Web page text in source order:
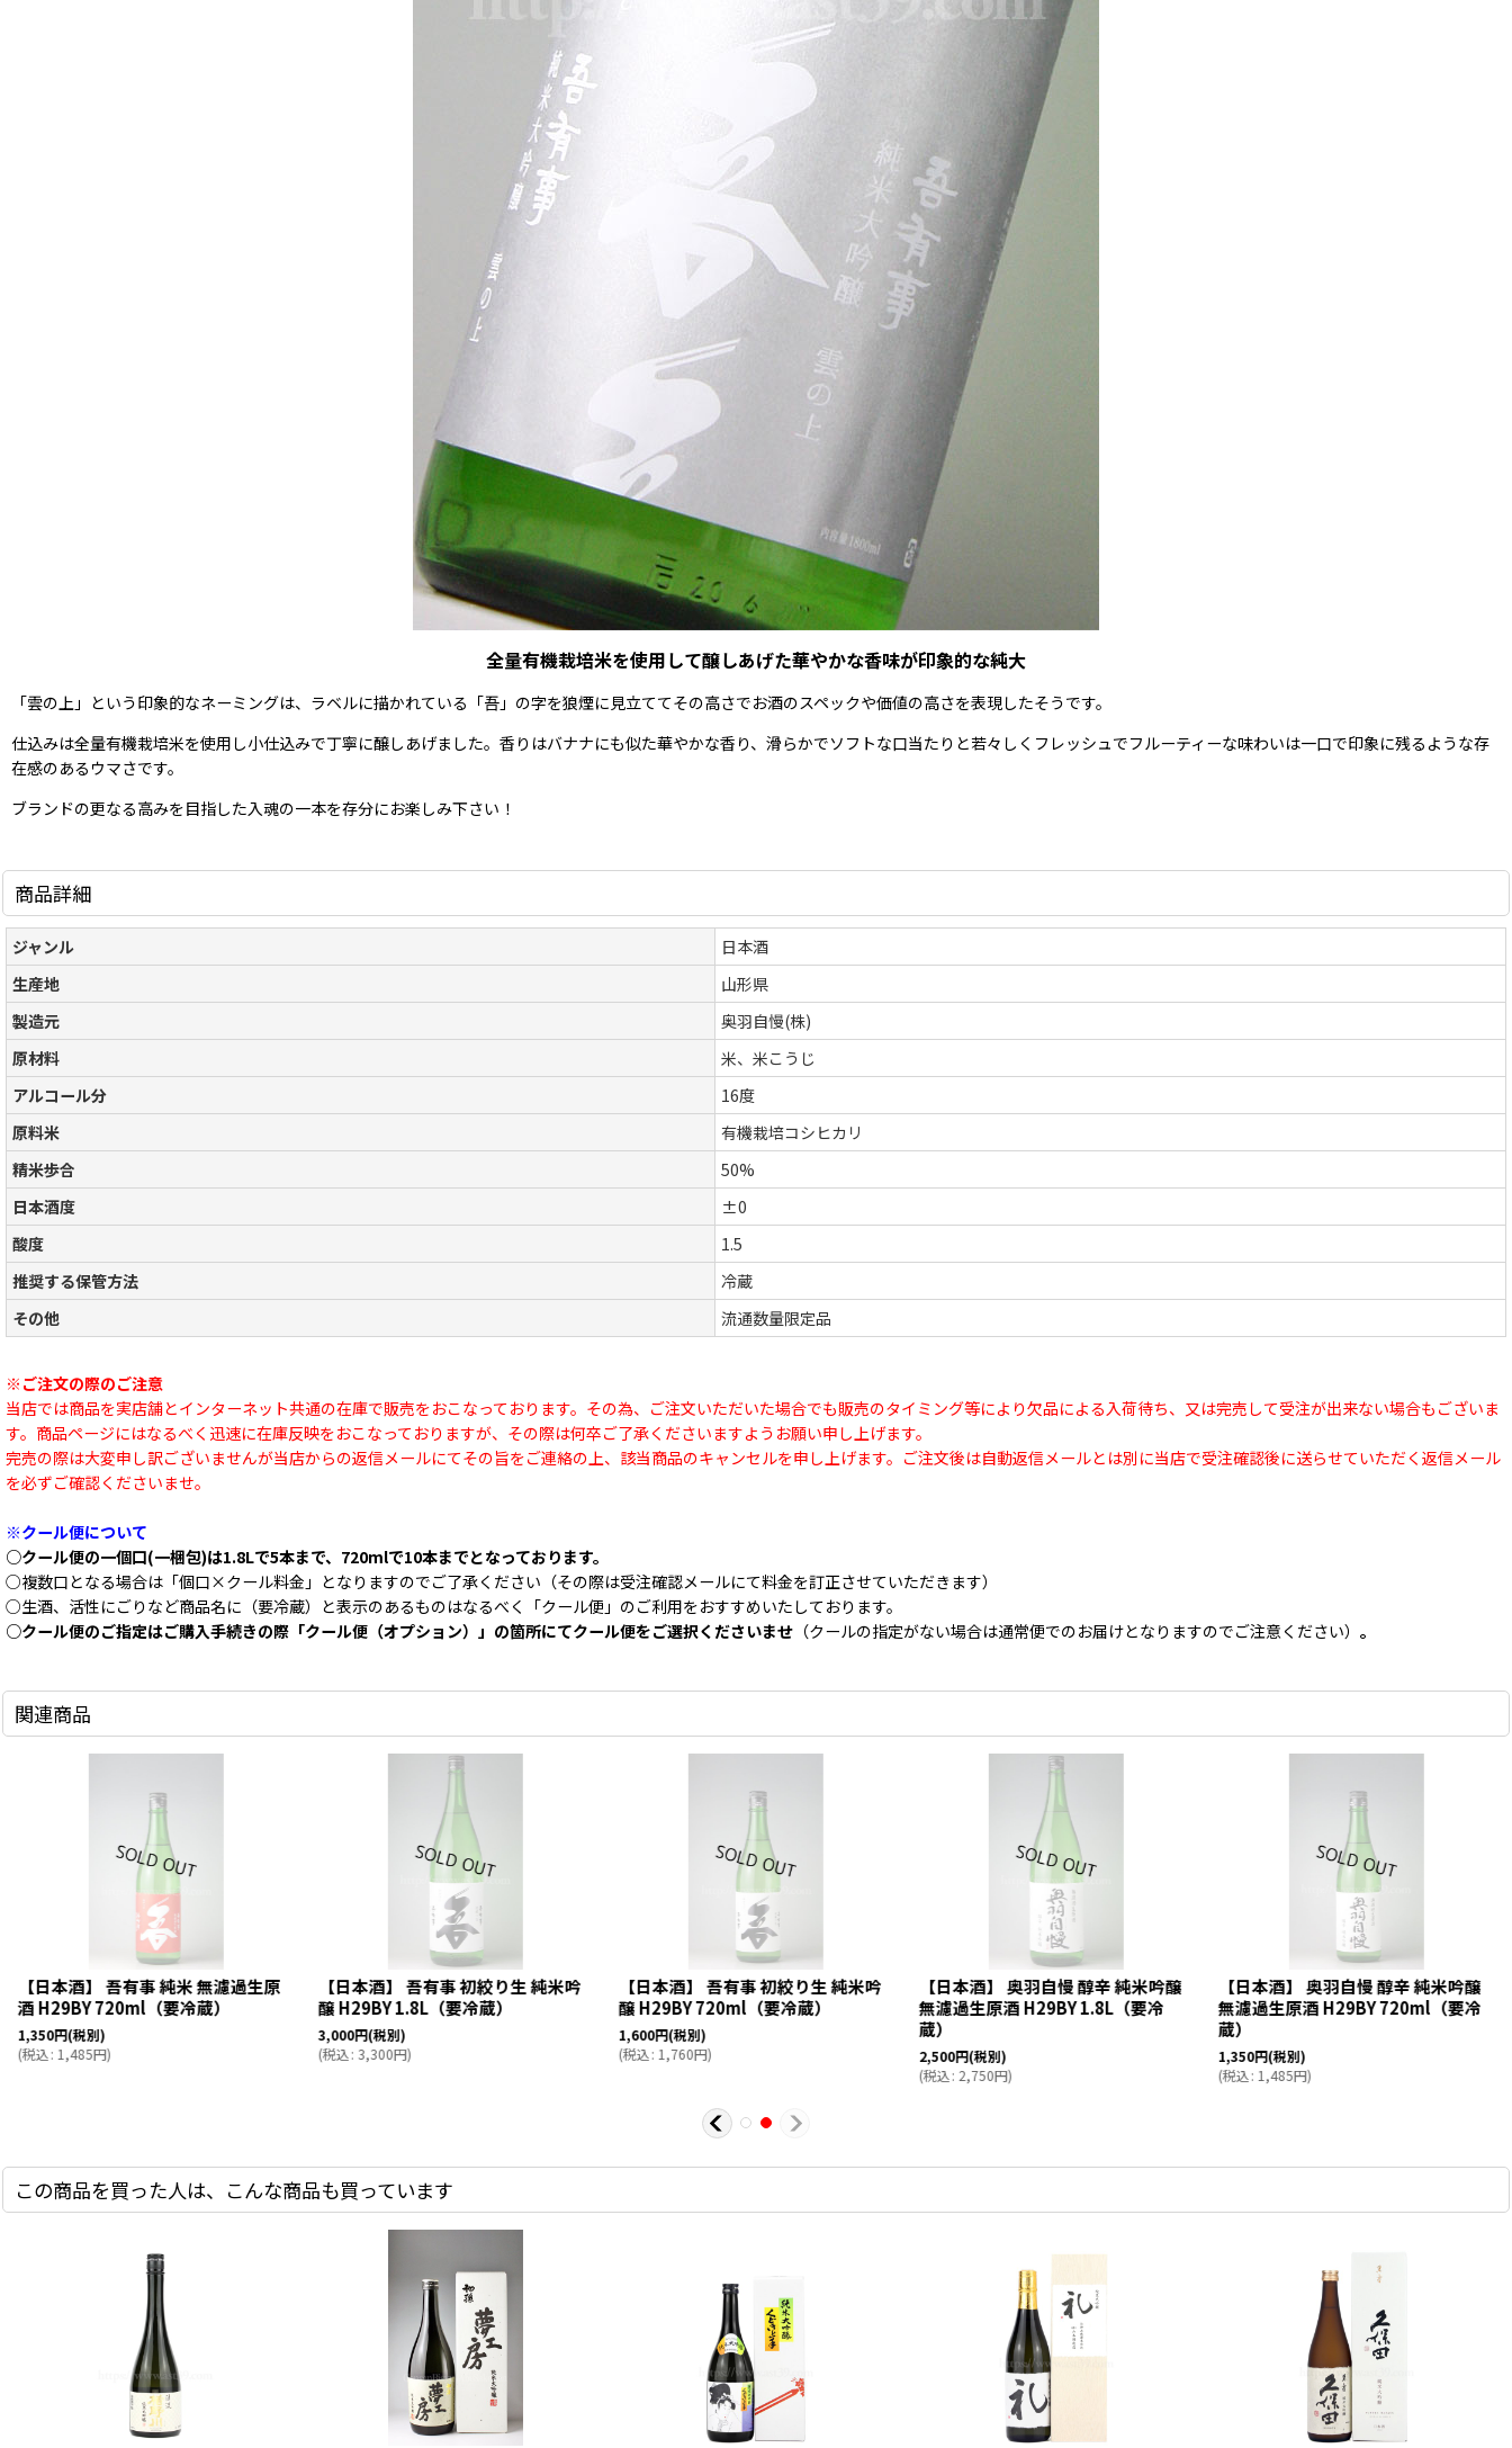
全量有機栽培米を使用して醸しあげた華やかな香味が印象的な純大
「雲の上」という印象的なネーミングは、ラベルに描かれている「吾」の字を狼煙に見立ててその高さでお酒のスペックや価値の高さを表現したそうです。
仕込みは全量有機栽培米を使用し小仕込みで丁寧に醸しあげました。香りはバナナにも似た華やかな香り、滑らかでソフトな口当たりと若々しくフレッシュでフルーティーな味わいは一口で印象に残るような存
在感のあるウマさです。
ブランドの更なる高みを目指した入魂の一本を存分にお楽しみ下さい！
商品詳細
ジャンル
日本酒
生産地
山形県
製造元
奥羽自慢(株)
原材料
米、米こうじ
アルコール分
16度
原料米
有機栽培コシヒカリ
精米歩合
50%
日本酒度
±0
酸度
1.5
推奨する保管方法
冷蔵
その他
流通数量限定品
※ご注文の際のご注意
当店では商品を実店舗とインターネット共通の在庫で販売をおこなっております。その為、ご注文いただいた場合でも販売のタイミング等により欠品による入荷待ち、又は完売して受注が出来ない場合もございま
す。商品ページにはなるべく迅速に在庫反映をおこなっておりますが、その際は何卒ご了承くださいますようお願い申し上げます。
完売の際は大変申し訳ございませんが当店からの返信メールにてその旨をご連絡の上、該当商品のキャンセルを申し上げます。ご注文後は自動返信メールとは別に当店で受注確認後に送らせていただく返信メール
を必ずご確認くださいませ。
※クール便について
○クール便の一個口(一梱包)は1.8Lで5本まで、720mlで10本までとなっております。
○複数口となる場合は「個口×クール料金」となりますのでご了承ください（その際は受注確認メールにて料金を訂正させていただきます）
○生酒、活性にごりなど商品名に（要冷蔵）と表示のあるものはなるべく「クール便」のご利用をおすすめいたしております。
○クール便のご指定はご購入手続きの際「クール便（オプション）」の箇所にてクール便をご選択くださいませ （クールの指定がない場合は通常便でのお届けとなりますのでご注意ください） 。
関連商品
【日本酒】 吾有事 純米 無濾過生原
酒 H29BY 720ml（要冷蔵）
1,350円(税別)
(税込: 1,485円)
【日本酒】 吾有事 初絞り生 純米吟
醸 H29BY 1.8L（要冷蔵）
3,000円(税別)
(税込: 3,300円)
【日本酒】 吾有事 初絞り生 純米吟
醸 H29BY 720ml（要冷蔵）
1,600円(税別)
(税込: 1,760円)
【日本酒】 奥羽自慢 醇辛 純米吟醸
無濾過生原酒 H29BY 1.8L（要冷
蔵）
2,500円(税別)
(税込: 2,750円)
【日本酒】 奥羽自慢 醇辛 純米吟醸
無濾過生原酒 H29BY 720ml（要冷
蔵）
1,350円(税別)
(税込: 1,485円)
この商品を買った人は、こんな商品も買っています